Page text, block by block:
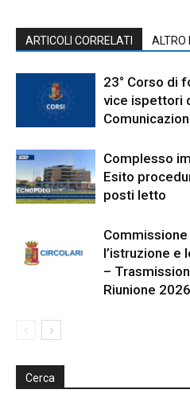
ARTICOLI CORRELATI ALTRO
23° Corso di
vice ispettori
Complesso
Esito
posti letto
l’istruzione e
–
Riunione 2026
Cerca